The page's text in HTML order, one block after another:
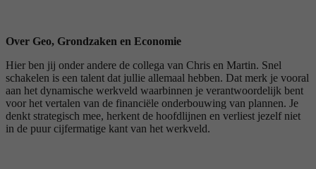
Over Geo, Grondzaken en Economie
Hier ben jij onder andere de collega van Chris en Martin. Snel
schakelen is een talent dat jullie allemaal hebben. Dat merk je vooral
aan het dynamische werkveld waarbinnen je verantwoordelijk bent
voor het vertalen van de financiële onderbouwing van plannen. Je
denkt strategisch mee, herkent de hoofdlijnen en verliest jezelf niet
in de puur cijfermatige kant van het werkveld.